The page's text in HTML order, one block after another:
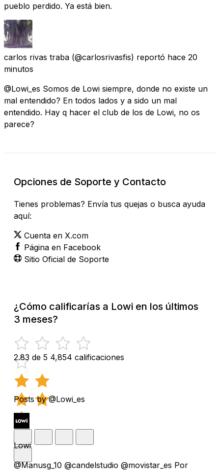
pueblo perdido. Ya está bien.
carlos rivas traba (@carlosrivasfis) reportó hace 20
minutos
@Lowi_es Somos de Lowi siempre, donde no existe un
mal entendido? En todos lados y a sido un mal
entendido. Hay q hacer el club de los de Lowi, no os
parece?
Opciones de Soporte y Contacto
Tienes problemas? Envía tus quejas o busca ayuda
aquí:
Cuenta en X.com
Página en Facebook
Sitio Oficial de Soporte
¿Cómo calificarías a Lowi en los últimos
3 meses?
2.83 de 5 4,854 calificaciones
Posts by @Lowi_es
Lowi
@Manusg_10 @candelstudio @movistar_es Por